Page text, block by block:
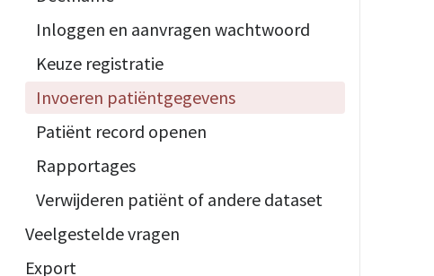
Inloggen en aanvragen wachtwoord
Keuze registratie
Invoeren patiëntgegevens
Patiënt record openen
Rapportages
Verwijderen patiënt of andere dataset
Veelgestelde vragen
Export